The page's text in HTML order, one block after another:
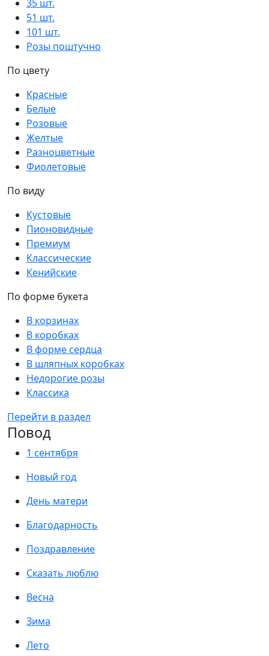
35 шт.
51 шт.
101 шт.
Розы поштучно
По цвету
Красные
Белые
Розовые
Желтые
Разноцветные
Фиолетовые
По виду
Кустовые
Пионовидные
Премиум
Классические
Кенийские
По форме букета
В корзинах
В коробках
В форме сердца
В шляпных коробках
Недорогие розы
Классика
Перейти в раздел
Повод
1 сентября
Новый год
День матери
Благодарность
Поздравление
Сказать люблю
Весна
Зима
Лето